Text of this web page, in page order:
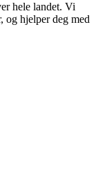
hele landet. Vi
og hjelper deg med